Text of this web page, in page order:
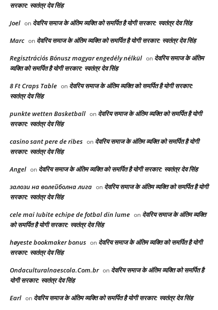
सरकार: स्वतंत्र देव सिंह
Joel on देवरिय समाज के अंतिम व्यक्ति को समर्पित है योगी सरकार: स्वतंत्र देव सिंह
Marc on देवरिय समाज के अंतिम व्यक्ति को समर्पित है योगी सरकार: स्वतंत्र देव सिंह
Regisztrációs Bónusz magyar engedély nélkül on देवरिय समाज के अंतिम
व्यक्ति को समर्पित है योगी सरकार: स्वतंत्र देव सिंह
8 Ft Craps Table on देवरिय समाज के अंतिम व्यक्ति को समर्पित है योगी सरकार:
स्वतंत्र देव सिंह
punkte wetten Basketball on देवरिय समाज के अंतिम व्यक्ति को समर्पित है योगी
सरकार: स्वतंत्र देव सिंह
casino sant pere de ribes on देवरिय समाज के अंतिम व्यक्ति को समर्पित है योगी
सरकार: स्वतंत्र देव सिंह
Angel on देवरिय समाज के अंतिम व्यक्ति को समर्पित है योगी सरकार: स्वतंत्र देव सिंह
залози на волейболна лига on देवरिय समाज के अंतिम व्यक्ति को समर्पित है योगी
सरकार: स्वतंत्र देव सिंह
cele mai Iubite echipe de fotbal din lume on देवरिय समाज के अंतिम व्यक्ति
को समर्पित है योगी सरकार: स्वतंत्र देव सिंह
høyeste bookmaker bonus on देवरिय समाज के अंतिम व्यक्ति को समर्पित है योगी
सरकार: स्वतंत्र देव सिंह
Ondaculturalnaescola.Com.br on देवरिय समाज के अंतिम व्यक्ति को समर्पित है
योगी सरकार: स्वतंत्र देव सिंह
Earl on देवरिय समाज के अंतिम व्यक्ति को समर्पित है योगी सरकार: स्वतंत्र देव सिंह